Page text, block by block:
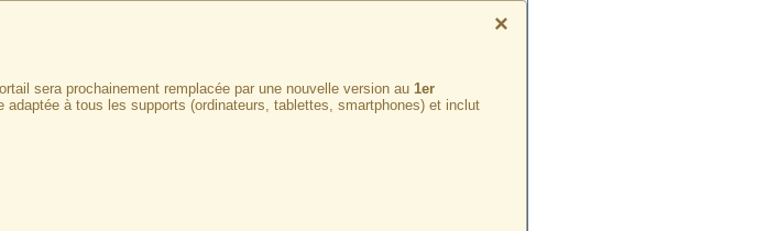
×
sera prochainement remplacée par une nouvelle version au 1er
adaptée à tous les supports (ordinateurs, tablettes, smartphones) et inclut